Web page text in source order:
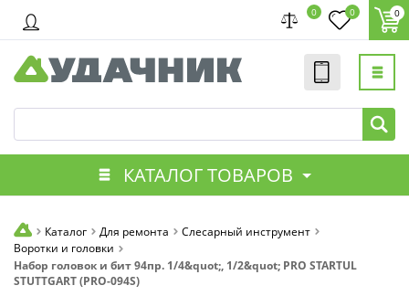
0 0 0
КАТАЛОГ ТОВАРОВ
Каталог Для ремонта
Слесарный инструмент
Воротки и головки
Набор головок и бит 94пр. 1/4&quot;, 1/2&quot; PRO STARTUL
STUTTGART (PRO-094S)